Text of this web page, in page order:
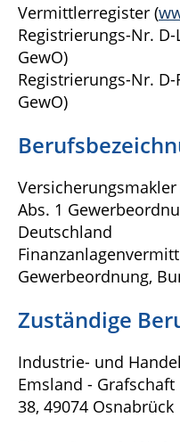
Vermittlerregister (
Registrierungs-Nr. D-
GewO)
Registrierungs-Nr. D-
GewO)
Abs. 1
Deutschland
Gewerbeordnung,
Zuständige
Industrie- und
Emsland -
38, 49074 Osnabrück